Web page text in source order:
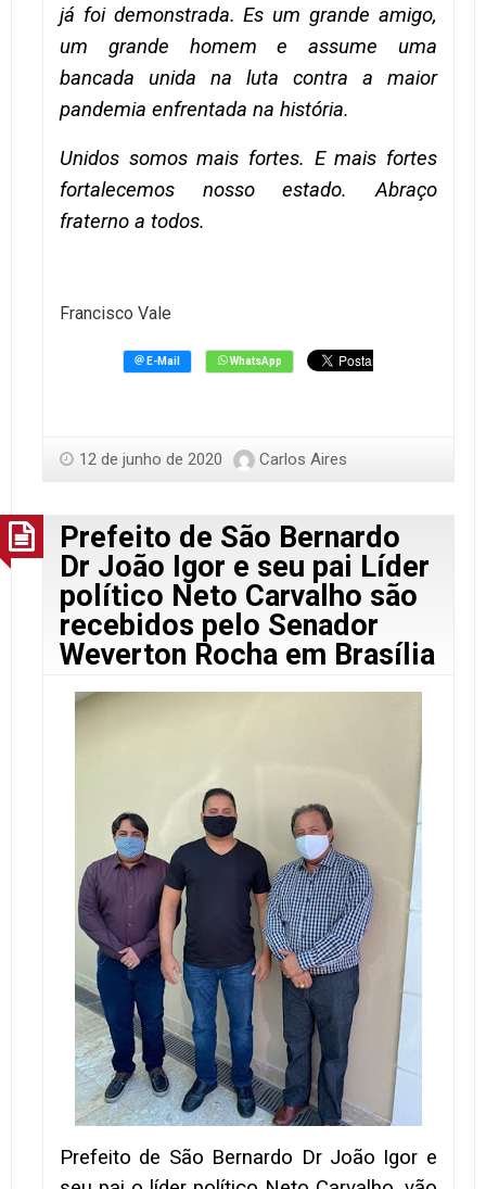
já foi demonstrada. Es um grande amigo,
um grande homem e assume uma
bancada unida na luta contra a maior
pandemia enfrentada na história.
Unidos somos mais fortes. E mais fortes
fortalecemos nosso estado. Abraço
fraterno a todos.
Francisco Vale
12 de junho de 2020 Carlos Aires
Prefeito de São Bernardo
Dr João Igor e seu pai Líder
político Neto Carvalho são
recebidos pelo Senador
Weverton Rocha em Brasília
Prefeito de São Bernardo Dr João Igor e